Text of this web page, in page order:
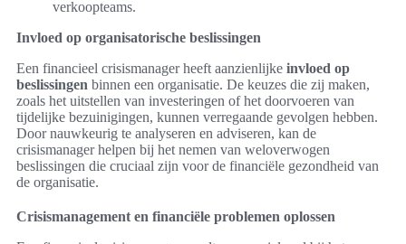
verkoopteams.
Invloed op organisatorische beslissingen
Een financieel crisismanager heeft aanzienlijke invloed op
beslissingen binnen een organisatie. De keuzes die zij maken,
zoals het uitstellen van investeringen of het doorvoeren van
tijdelijke bezuinigingen, kunnen verregaande gevolgen hebben.
Door nauwkeurig te analyseren en adviseren, kan de
crisismanager helpen bij het nemen van weloverwogen
beslissingen die cruciaal zijn voor de financiële gezondheid van
de organisatie.
Crisismanagement en financiële problemen oplossen